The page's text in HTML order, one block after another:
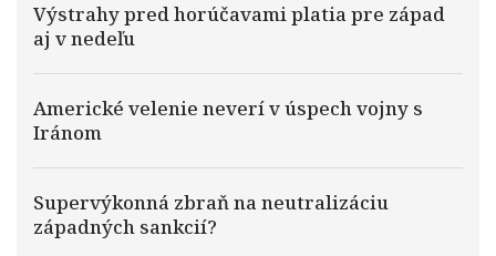
Výstrahy pred horúčavami platia pre západ
aj v nedeľu
Americké velenie neverí v úspech vojny s
Iránom
Supervýkonná zbraň na neutralizáciu
západných sankcií?